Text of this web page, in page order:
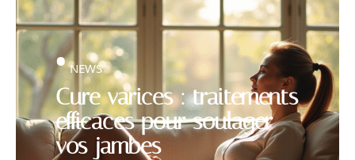
Cure varices : traitements
efficaces pour soulager
vos jambes
NEWS